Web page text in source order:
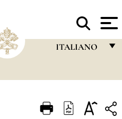
ITALIANO
ITALIANO